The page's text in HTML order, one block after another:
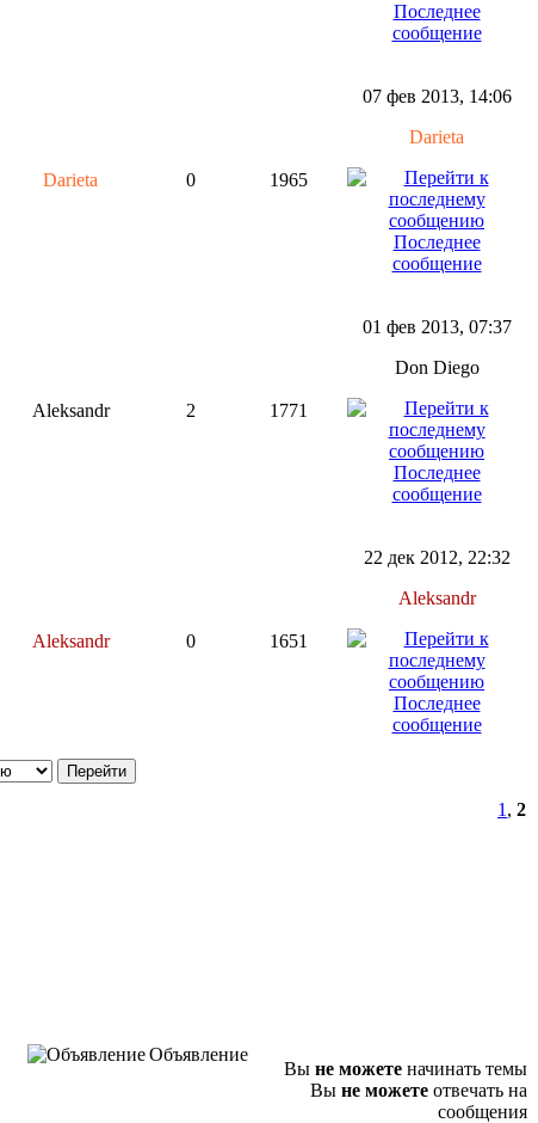
Последнее
сообщение
Darieta 0 1965
07 фев 2013, 14:06
Darieta
Последнее
сообщение
Aleksandr 2 1771
01 фев 2013, 07:37
Don Diego
Последнее
сообщение
Aleksandr 0 1651
22 дек 2012, 22:32
Aleksandr
Последнее
сообщение
1 , 2
Объявление
Вы не можете начинать темы
Вы не можете отвечать на
сообщения